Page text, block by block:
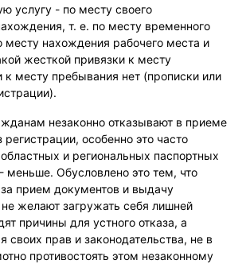
услугу - по месту своего
т. е. по месту временного
месту нахождения рабочего места и
жесткой привязки к месту
к месту пребывания нет (прописки или
незаконно отказывают в приеме
регистрации, особенно это часто
и региональных паспортных
Обусловлено это тем, что
прием документов и выдачу
желают загружать себя лишней
причины для устного отказа, а
своих прав и законодательства, не в
противостоять этом незаконному